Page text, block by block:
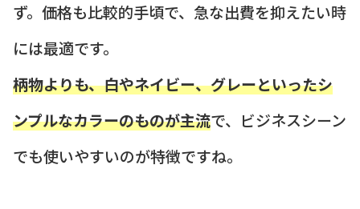
ず。価格も比較的手頃で、急な出費を抑えたい時
には最適です。
柄物よりも、白やネイビー、グレーといったシ
ンプルなカラーのものが主流で、ビジネスシーン
でも使いやすいのが特徴ですね。